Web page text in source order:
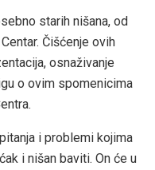
starih nišana, od
Čišćenje ovih
osnaživanje
o ovim spomenicima
i problemi kojima
i nišan baviti. On će u